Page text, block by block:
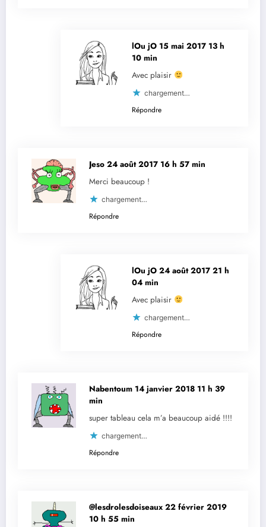
lOu jO 15 mai 2017 13 h
10 min
Avec plaisir
chargement…
Répondre
Jeso 24 août 2017 16 h 57 min
Merci beaucoup !
chargement…
Répondre
lOu jO 24 août 2017 21 h
04 min
Avec plaisir
chargement…
Répondre
Nabentoum 14 janvier 2018 11 h 39
min
super tableau cela m’a beaucoup aidé !!!!
chargement…
Répondre
@lesdrolesdoiseaux 22 février 2019
10 h 55 min